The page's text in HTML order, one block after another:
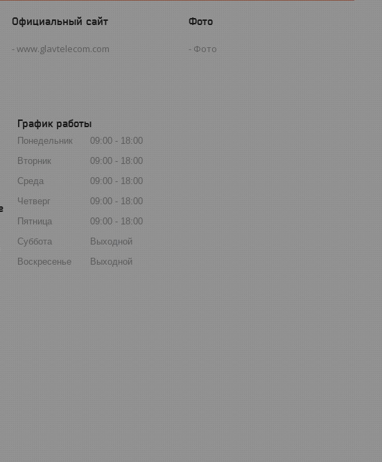
Официальный сайт
www.glavtelecom.com
Фото
Фото
График работы
Понедельник 09:00
18:00
Вторник
09:00
18:00
Среда
09:00
18:00
Четверг
09:00
18:00
Пятница
09:00
18:00
Суббота
Выходной
Воскресенье
Выходной